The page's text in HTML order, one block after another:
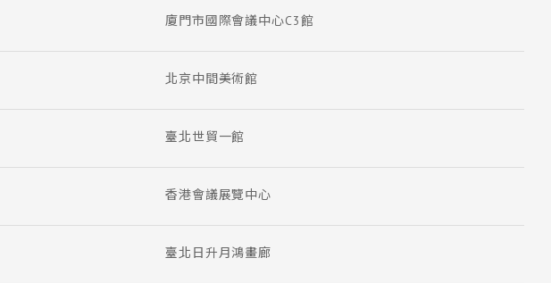
廈門市國際會議中心C3館
北京中間美術館
臺北世貿一館
香港會議展覽中心
臺北日升月鴻畫廊